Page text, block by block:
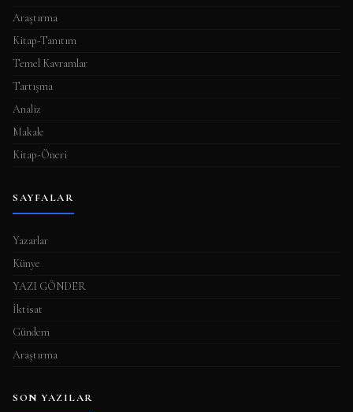
Araştırma
Kitap-Tanıtım
Temel Kavramlar
Tartışma
Analiz
Makale
Kitap-Öneri
SAYFALAR
Yazarlar
Künye
YAZI GÖNDER
İktisat
Gündem
Araştırma
SON YAZILAR